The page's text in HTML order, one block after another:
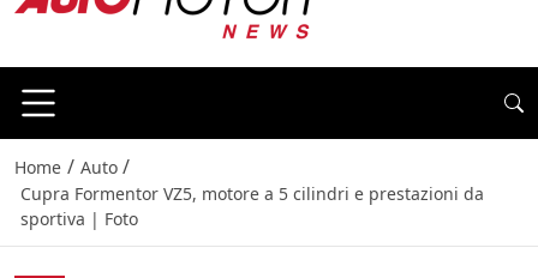
Home / Auto /
Cupra Formentor VZ5, motore a 5 cilindri e prestazioni da
sportiva | Foto